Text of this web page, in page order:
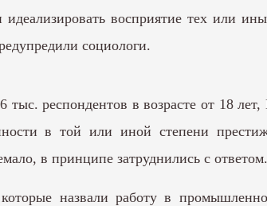
восприятие тех или
социологи.
тыс. респондентов в возрасте от 18
в той или иной степени
в принципе затруднились с ответом.
назвали работу в